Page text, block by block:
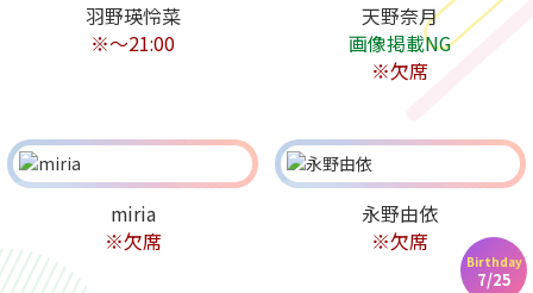
羽野瑛怜菜
※～21:00
天野奈月
画像掲載NG
※欠席
Birthday
7/25
miria
※欠席
永野由依
※欠席